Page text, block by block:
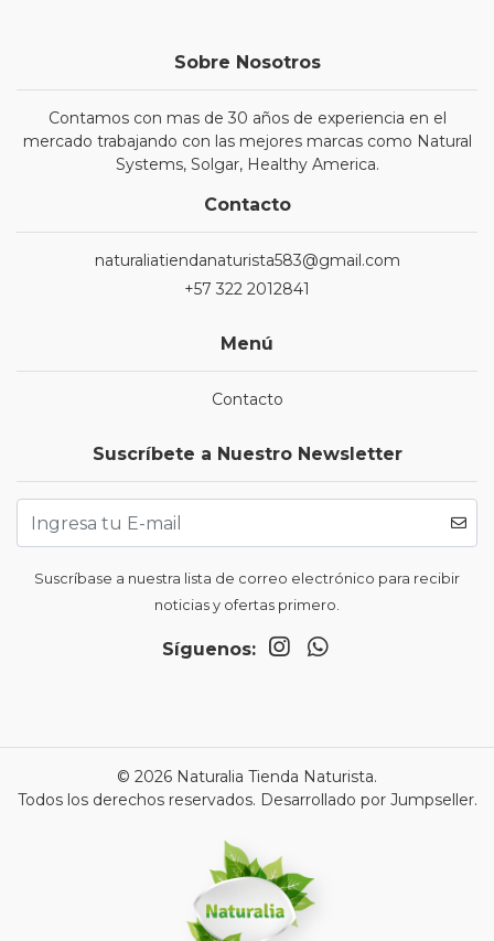
Sobre Nosotros
Contamos con mas de 30 años de experiencia en el
mercado trabajando con las mejores marcas como Natural
Systems, Solgar, Healthy America.
Contacto
naturaliatiendanaturista583@gmail.com
+57 322 2012841
Menú
Contacto
Suscríbete a Nuestro Newsletter
Suscríbase a nuestra lista de correo electrónico para recibir
noticias y ofertas primero.
Síguenos:
© 2026 Naturalia Tienda Naturista.
Todos los derechos reservados. Desarrollado por Jumpseller.